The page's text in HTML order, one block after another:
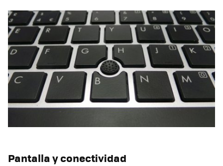
Pantalla y conectividad